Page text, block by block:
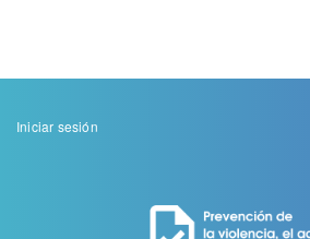
Menu
Iniciar sesión